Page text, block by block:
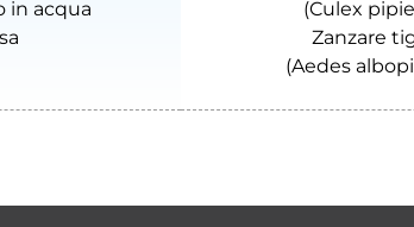
in acqua
(Culex
Zanzare
(Aedes